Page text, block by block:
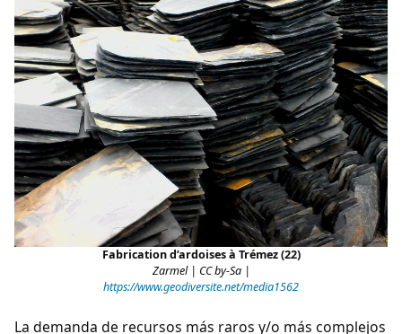
Fabrication d’ardoises à Trémez (22)
Zarmel | CC by-Sa |
https://www.geodiversite.net/media1562
La demanda de recursos más raros y/o más complejos